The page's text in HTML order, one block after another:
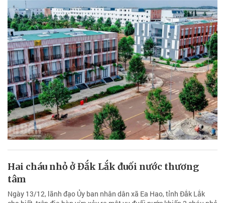
Hai cháu nhỏ ở Đắk Lắk đuối nước thương
tâm
Ngày 13/12, lãnh đạo Ủy ban nhân dân xã Ea Hao, tỉnh Đắk Lắk